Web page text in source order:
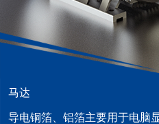
马达
导电铜箔、铝箔主要用于电脑